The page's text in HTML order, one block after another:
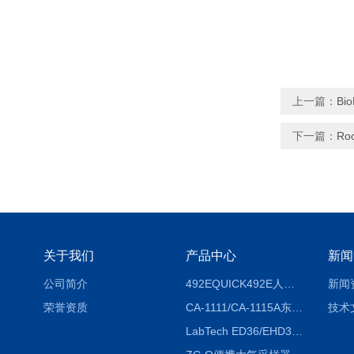
上一篇：
下一篇：
关于我们
公司简介
荣誉资质
产品中心
CA-1111/CA-1115A东京理化EYELA CA-1111/CA-1115A冷却水循环装置
新
新闻
技术